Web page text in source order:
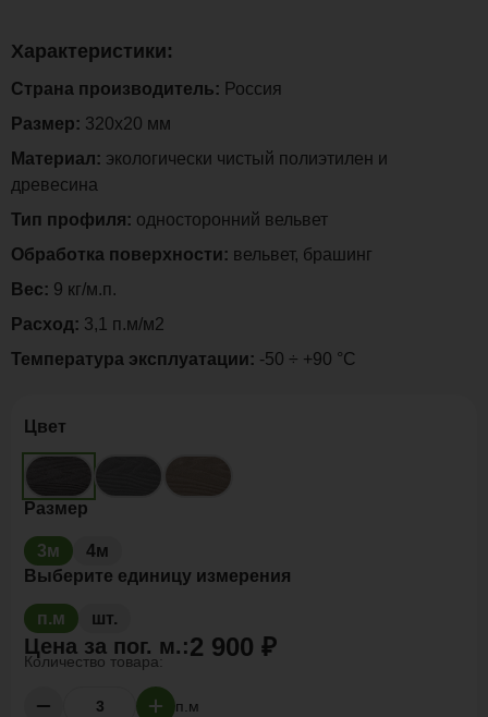
Цвет
Размер
3м
4м
Выберите единицу измерения
п.м шт.
Цена за пог. м.:2 900 ₽
Количество товара:
п.м
Характеристики:
Страна производитель: Россия
Размер: 320х20 мм
Материал: экологически чистый полиэтилен и
древесина
Тип профиля: односторонний вельвет
Обработка поверхности: вельвет, брашинг
Вес: 9 кг/м.п.
Расход: 3,1 п.м/м2
Температура эксплуатации: -50 ÷ +90 °C